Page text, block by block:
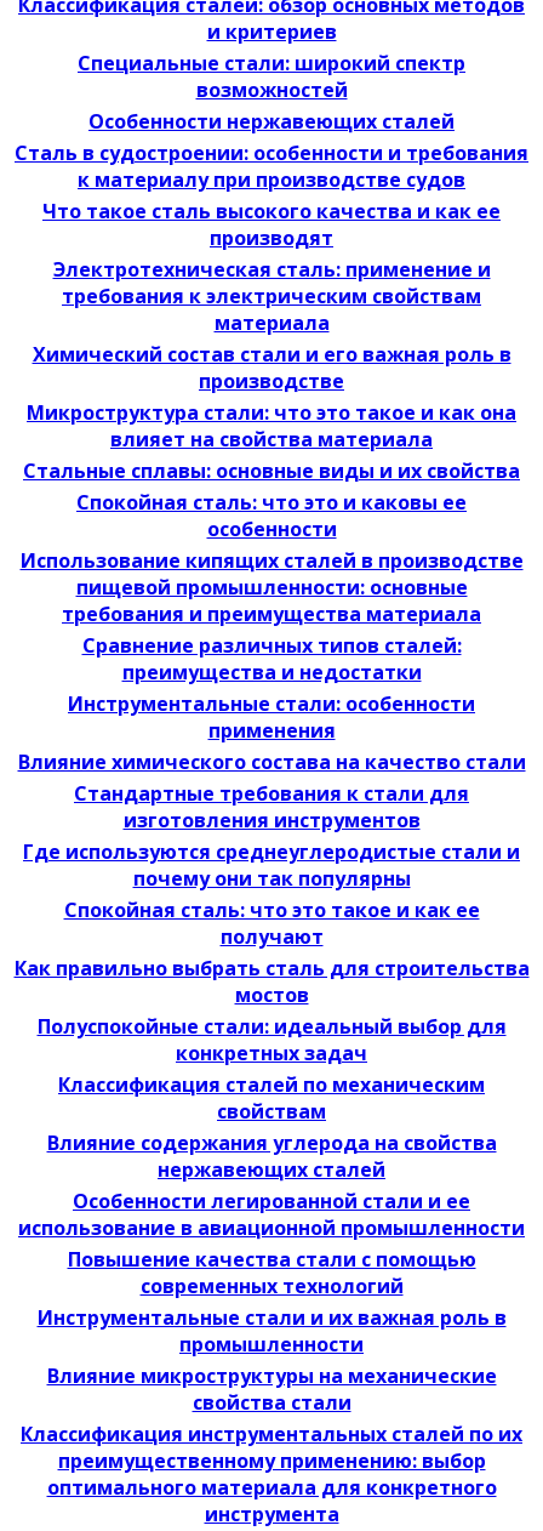
и критериев
Специальные стали: широкий спектр
возможностей
Особенности нержавеющих сталей
Сталь в судостроении: особенности и требования
к материалу при производстве судов
Что такое сталь высокого качества и как ее
производят
Электротехническая сталь: применение и
требования к электрическим свойствам
материала
Химический состав стали и его важная роль в
производстве
Микроструктура стали: что это такое и как она
влияет на свойства материала
Стальные сплавы: основные виды и их свойства
Спокойная сталь: что это и каковы ее
особенности
Использование кипящих сталей в производстве
пищевой промышленности: основные
требования и преимущества материала
Сравнение различных типов сталей:
преимущества и недостатки
Инструментальные стали: особенности
применения
Влияние химического состава на качество стали
Стандартные требования к стали для
изготовления инструментов
Где используются среднеуглеродистые стали и
почему они так популярны
Спокойная сталь: что это такое и как ее
получают
Как правильно выбрать сталь для строительства
мостов
Полуспокойные стали: идеальный выбор для
конкретных задач
Классификация сталей по механическим
свойствам
Влияние содержания углерода на свойства
нержавеющих сталей
Особенности легированной стали и ее
использование в авиационной промышленности
Повышение качества стали с помощью
современных технологий
Инструментальные стали и их важная роль в
промышленности
Влияние микроструктуры на механические
свойства стали
Классификация инструментальных сталей по их
преимущественному применению: выбор
оптимального материала для конкретного
инструмента